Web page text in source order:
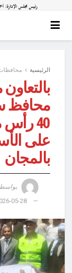
الرئيسية
محافظ
40
على
بالمجان
05-28